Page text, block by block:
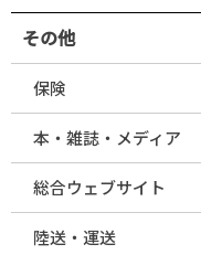
その他
保険
本・雑誌・メディア
総合ウェブサイト
陸送・運送